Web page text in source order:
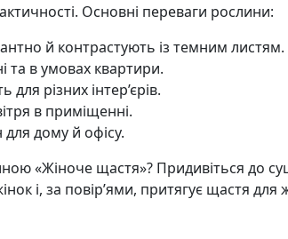
Основні переваги рослини:
й контрастують із темним листям.
та в умовах квартири.
різних інтер’єрів.
в приміщенні.
дому й офісу.
«Жіноче щастя»? Придивіться до
і, за повір’ями, притягує щастя для